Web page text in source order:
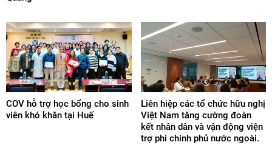
COV hỗ trợ học bổng cho sinh
viên khó khăn tại Huế
Liên hiệp các tổ chức hữu nghị
Việt Nam tăng cường đoàn
kết nhân dân và vận động viện
trợ phi chính phủ nước ngoài.